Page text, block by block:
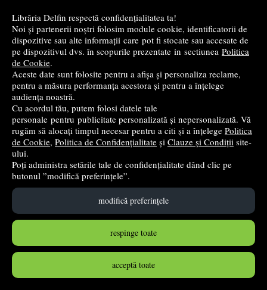
Librăria Delfin respectă confidențialitatea ta!
Noi și partenerii noștri folosim module cookie, identificatorii de
dispozitive sau alte informații care pot fi stocate sau accesate de
pe dispozitivul dvs. în scopurile prezentate in sectiunea Politica
de Cookie.
Aceste date sunt folosite pentru a afișa și personaliza reclame,
pentru a măsura performanța acestora și pentru a înțelege
audiența noastră.
Cu acordul tău, putem folosi datele tale
personale pentru publicitate personalizată și nepersonalizată. Vă
rugăm să alocați timpul necesar pentru a citi și a înțelege Politica
de Cookie, Politica de Confidențialitate și Clauze și Condiții site-
ului.
Poți administra setările tale de confidențialitate dând clic pe
butonul ”modifică preferințele”.
modifică preferințele
respinge toate
acceptă toate
Cumpără
Ascutitoare mecanica CNX 8919 A38, 1 orificiu, 6-8mm,
model robot, cu manivela, plastic, alb
Diverse
29,06lei